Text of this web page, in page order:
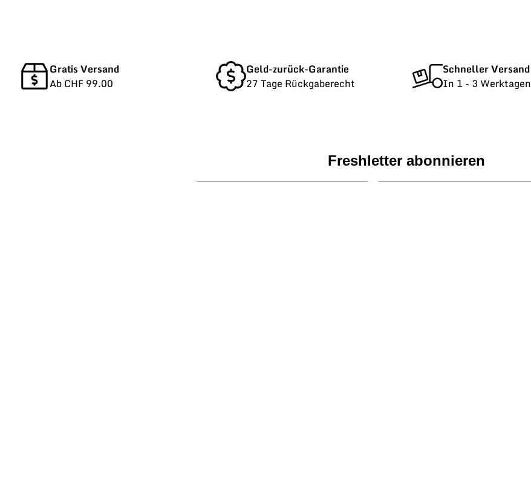
Gratis Versand
Ab CHF 99.00
Geld-zurück-Garantie
27 Tage Rückgaberecht
Schneller Versand
In 1 - 3 Werktagen
Freshletter abonnieren